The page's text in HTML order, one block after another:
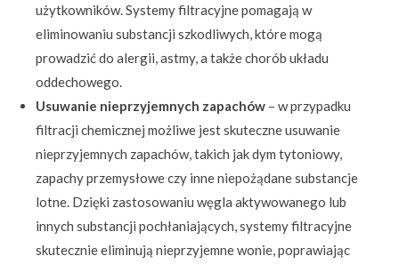
użytkowników. Systemy filtracyjne pomagają w
eliminowaniu substancji szkodliwych, które mogą
prowadzić do alergii, astmy, a także chorób układu
oddechowego.
Usuwanie nieprzyjemnych zapachów – w przypadku
filtracji chemicznej możliwe jest skuteczne usuwanie
nieprzyjemnych zapachów, takich jak dym tytoniowy,
zapachy przemysłowe czy inne niepożądane substancje
lotne. Dzięki zastosowaniu węgla aktywowanego lub
innych substancji pochłaniających, systemy filtracyjne
skutecznie eliminują nieprzyjemne wonie, poprawiając